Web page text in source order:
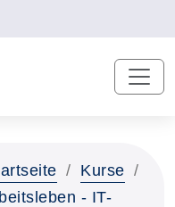
Kurse
- IT-